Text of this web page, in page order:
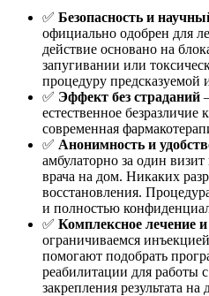
✅ Безопасность и
официально одобрен для
действие основано на
запугивании или
процедуру предсказуемой
✅ Эффект без страданий
естественное
современная
✅ Анонимность и
амбулаторно за один
врача на дом. Никаких
восстановления.
и полностью
✅ Комплексное лечение
ограничиваемся
помогают подобрать
реабилитации для работы
закрепления результата на